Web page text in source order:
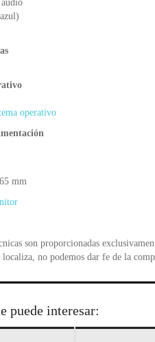
operativo
mm
son proporcionadas
localiza, no podemos dar fe de la
puede interesar: